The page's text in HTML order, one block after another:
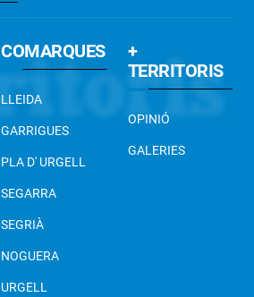
COMARQUES
LLEIDA
GARRIGUES
PLA D' URGELL
SEGARRA
SEGRIÀ
NOGUERA
URGELL
+
TERRITORIS
OPINIÓ
GALERIES